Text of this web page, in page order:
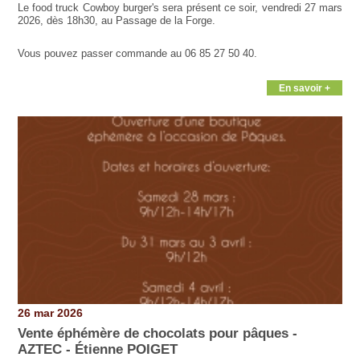
Le food truck Cowboy burger's sera présent ce soir, vendredi 27 mars
2026, dès 18h30, au Passage de la Forge.
Vous pouvez passer commande au 06 85 27 50 40.
En savoir +
26 mar 2026
Vente éphémère de chocolats pour pâques -
AZTEC - Étienne POIGET